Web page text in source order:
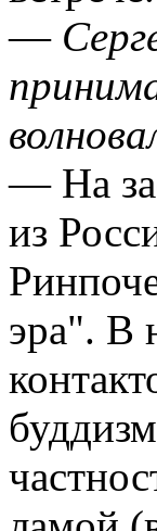
―
― На
из
эра". В